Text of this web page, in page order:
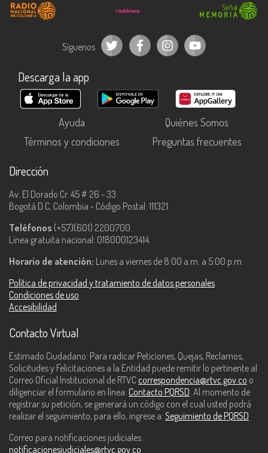
Síguenos
Descarga la app
Ayuda
Quiénes Somos
Términos y condiciones
Preguntas frecuentes
Dirección
Av. El Dorado Cr. 45 # 26 - 33
Bogotá D.C, Colombia - Código Postal: 111321
Teléfonos (+57)(601) 2200700.
Línea gratuita nacional: 018000123414.
Horario de atención: Lunes a viernes de 8:00 a.m. a 5:00 p.m.
Política de privacidad y tratamiento de datos personales
Condiciones de uso
Accesibilidad
Contacto Virtual
Estimado Ciudadano: Para radicar Peticiones, Quejas, Reclamos,
Solicitudes y Felicitaciones a la Entidad puede remitir lo pertinente al
Correo Oficial Institucional de RTVC correspondencia@rtvc.gov.co o
diligenciar el formulario en línea: Contacto PQRSD. Al momento de
registrar su petición, se generará un código con el cual usted podrá
realizar el seguimiento, para ello, ingrese a: Seguimiento de PQRSD
Correo para notificaciones judiciales:
notificacionesjudiciales@rtvc.gov.co